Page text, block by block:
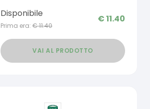
Disponibile
Prima era: €11.40
€11.40
VAI AL PRODOTTO